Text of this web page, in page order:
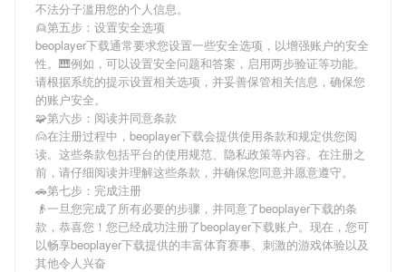
不法分子滥用您的个人信息。
👱第五步：设置安全选项
beoplayer下载通常要求您设置一些安全选项，以增强账户的安全
性。🎹例如，可以设置安全问题和答案，启用两步验证等功能。
请根据系统的提示设置相关选项，并妥善保管相关信息，确保您
的账户安全。
🧩第六步：阅读并同意条款
🙍在注册过程中， beoplayer下载会提供使用条款和规定供您阅
读。这些条款包括平台的使用规范、隐私政策等内容。在注册之
前，请仔细阅读并理解这些条款，并确保您同意并愿意遵守。
🚗第七步：完成注册
👴一旦您完成了所有必要的步骤，并同意了beoplayer下载的条
款，恭喜您！您已经成功注册了beoplayer下载账户。现在，您可
以畅享beoplayer下载提供的丰富体育赛事、刺激的游戏体验以及
其他令人兴奋